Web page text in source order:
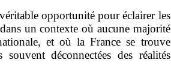
opportunité pour éclairer les
un contexte où aucune majorité
et où la France se trouve
déconnectées des réalités